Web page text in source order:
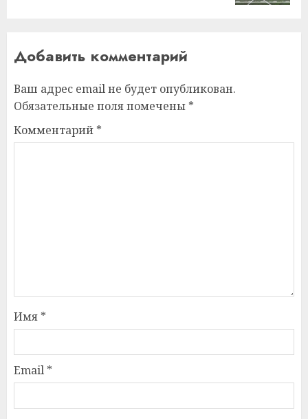
Добавить комментарий
Ваш адрес email не будет опубликован.
Обязательные поля помечены *
Комментарий *
Имя *
Email *